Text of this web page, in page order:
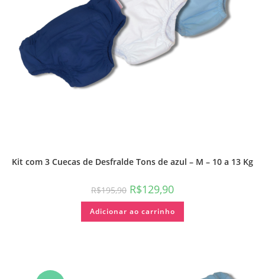
Kit com 3 Cuecas de Desfralde Tons de azul – M – 10 a 13 Kg
R$195,90 R$129,90
Adicionar ao carrinho